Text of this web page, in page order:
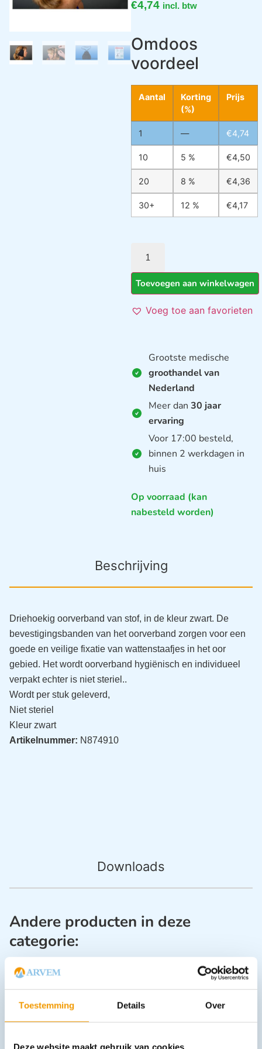
Toestemming Details Over
Deze website maakt gebruik van cookies
€4,74 incl. btw
Omdoos
voordeel
Aantal
Korting
(%)
Prijs
1 — €4,74
10 5 % €4,50
20 8 % €4,36
30+ 12 % €4,17
Toevoegen aan winkelwagen
Voeg toe aan favorieten
Grootste medische
groothandel van
Nederland
Meer dan 30 jaar
ervaring
Voor 17:00 besteld,
binnen 2 werkdagen in
huis
Op voorraad (kan
nabesteld worden)
Beschrijving
Downloads
Driehoekig oorverband van stof, in de kleur zwart. De
bevestigingsbanden van het oorverband zorgen voor een
goede en veilige fixatie van wattenstaafjes in het oor
gebied. Het wordt oorverband hygiënisch en individueel
verpakt echter is niet steriel..
Wordt per stuk geleverd,
Niet steriel
Kleur zwart
Artikelnummer: N874910
Andere producten in deze
categorie: